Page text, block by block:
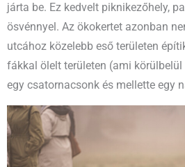
járta be. Ez kedvelt piknikezőhely,
ösvénnyel. Az ökokertet azonban
utcához közelebb eső területen
fákkal ölelt területen (ami
egy csatornacsonk és mellette egy